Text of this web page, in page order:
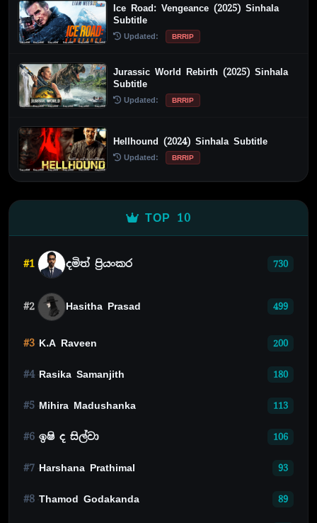
Ice Road: Vengeance (2025) Sinhala
Subtitle
Updated: BRRIP
Jurassic World Rebirth (2025) Sinhala
Subtitle
Updated: BRRIP
Hellhound (2024) Sinhala Subtitle
Updated: BRRIP
TOP 10
#1 දමිත් ප්‍රියංකර 730
#2 Hasitha Prasad 499
#3 K.A Raveen 200
#4 Rasika Samanjith 180
#5 Mihira Madushanka 113
#6 ඉෂි ද සිල්වා 106
#7 Harshana Prathimal 93
#8 Thamod Godakanda 89